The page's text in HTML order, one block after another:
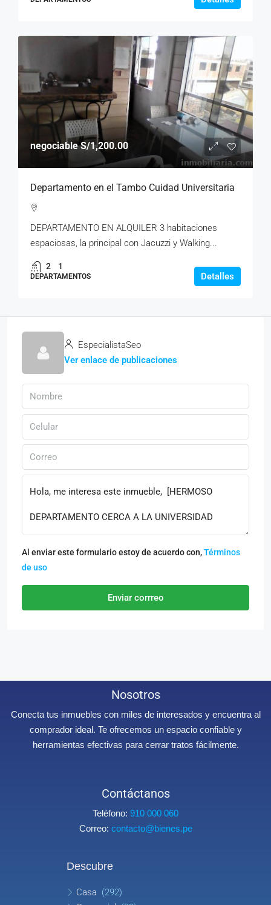
negociableS/1,200.00
Departamento en el Tambo Cuidad Universitaria
DEPARTAMENTO EN ALQUILER 3 habitaciones
espaciosas, la principal con Jacuzzi y Walking...
2 1
DEPARTAMENTOS Detalles
EspecialistaSeo
Ver enlace de publicaciones
Al enviar este formulario estoy de acuerdo con,Términos
de uso
Enviar corrreo
Nosotros
Conecta tus inmuebles con miles de interesados y encuentra al
comprador ideal. Te ofrecemos un espacio confiable y
herramientas efectivas para cerrar tratos fácilmente.
Contáctanos
Teléfono: 910 000 060
Correo: contacto@bienes.pe
Descubre
Casa (292)